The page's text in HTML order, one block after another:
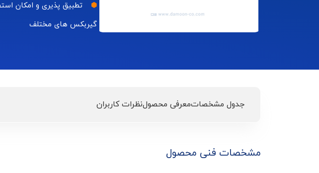
تطبیق پذیری و امکان
گیربکس های مختلف
جدول مشخصاتمعرفی محصولنظرات کاربران
مشخصات فنی محصول